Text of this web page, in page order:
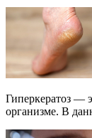
Гиперкератоз —
организме. В